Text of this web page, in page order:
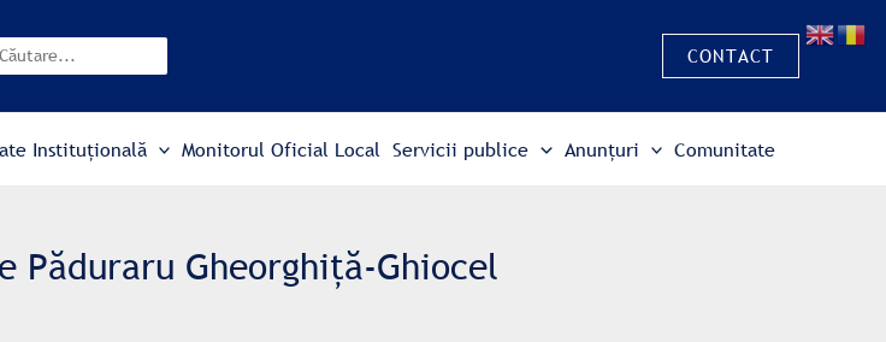
CONTACT
Instituțională Monitorul Oficial Local Servicii publice Anunțuri Comunitate
Păduraru Gheorghiță-Ghiocel